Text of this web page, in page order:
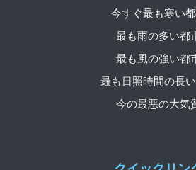
今すぐ最も寒い
最も雨の多い都
最も風の強い都
最も日照時間の長
今の最悪の大気